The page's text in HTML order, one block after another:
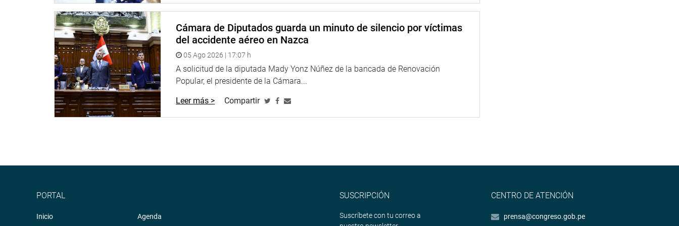
PRENSA-CONGRESO-24-4-18
Puede encontrar más información en nuestra página web y redes sociales.
http://www.congreso.gob.pe/
Facebook:https://goo.gl/s5t7XN
Twitter:https://goo.gl/iMywRR
YouTube: https://goo.gl/VBXBNk
Soundcloud:https://soundcloud.com/radiocongreso
fotografia.congreso.gob.pe
Cámara de Diputados guarda un minuto de silencio por víctimas
del accidente aéreo en Nazca
05 Ago 2026 | 17:07 h
A solicitud de la diputada Mady Yonz Núñez de la bancada de Renovación
Popular, el presidente de la Cámara...
Leer más > Compartir
PORTAL
Inicio Agenda
SUSCRIPCIÓN
Suscríbete con tu correo a
CENTRO DE ATENCIÓN
prensa@congreso.gob.pe